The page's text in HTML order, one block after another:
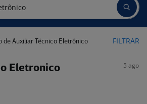
de Auxiliar Técnico Eletrônico FILTRAR
Eletronico 5 ago